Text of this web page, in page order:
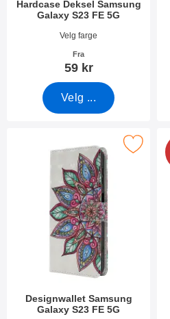
Hardcase Deksel Samsung
Galaxy S23 FE 5G
Varenummer 49486
Velg farge
Fra
59 kr
Velg ...
Designwallet Samsung
Galaxy S23 FE 5G
designwallet Samsung Galaxy
Merk